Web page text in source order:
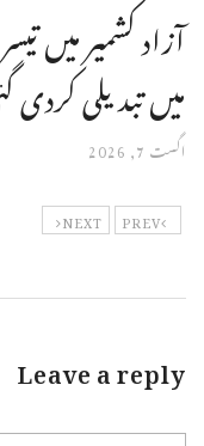
آزاد کشمیر میں
میں تبدیلی کردی
اگست 7, 2026
PREV
NEXT
Leave a reply